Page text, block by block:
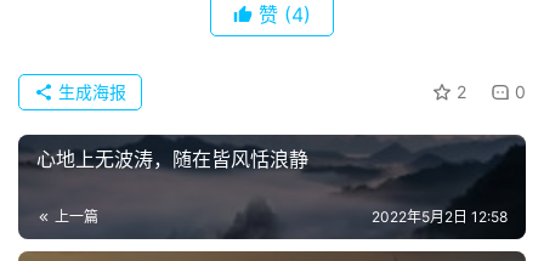
赞 (4)
2 0
生成海报
心地上无波涛，随在皆风恬浪静
上一篇 2022年5月2日 12:58